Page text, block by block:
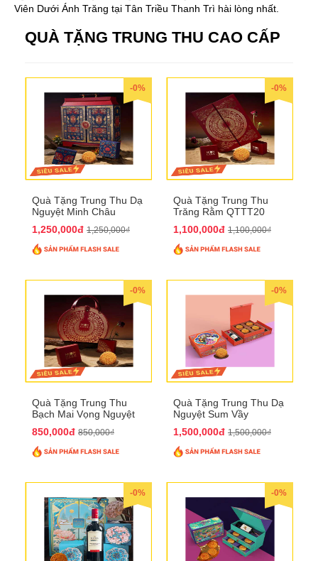
Viên Dưới Ánh Trăng tại Tân Triều Thanh Trì hài lòng nhất.
QUÀ TẶNG TRUNG THU CAO CẤP
-0%
Quà Tặng Trung Thu Dạ
Nguyệt Minh Châu
1,250,000đ 1,250,000₫
-0%
Quà Tặng Trung Thu
Trăng Rằm QTTT20
1,100,000đ 1,100,000₫
-0%
Quà Tặng Trung Thu
Bạch Mai Vọng Nguyệt
850,000đ 850,000₫
-0%
Quà Tặng Trung Thu Dạ
Nguyệt Sum Vầy
1,500,000đ 1,500,000₫
-0% -0%